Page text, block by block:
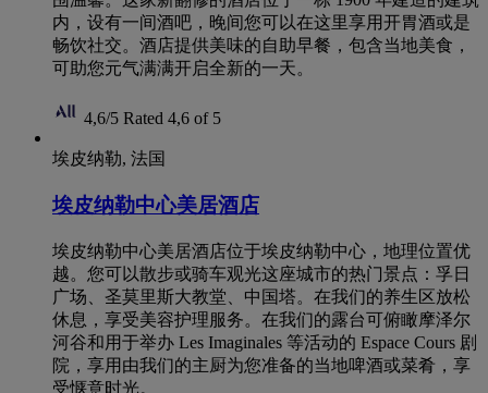
内，设有一间酒吧，晚间您可以在这里享用开胃酒或是
畅饮社交。酒店提供美味的自助早餐，包含当地美食，
可助您元气满满开启全新的一天。
4,6/5 Rated 4,6 of 5
埃皮纳勒, 法国
埃皮纳勒中心美居酒店
埃皮纳勒中心美居酒店位于埃皮纳勒中心，地理位置优
越。您可以散步或骑车观光这座城市的热门景点：孚日
广场、圣莫里斯大教堂、中国塔。在我们的养生区放松
休息，享受美容护理服务。在我们的露台可俯瞰摩泽尔
河谷和用于举办 Les Imaginales 等活动的 Espace Cours 剧
院，享用由我们的主厨为您准备的当地啤酒或菜肴，享
受惬意时光。